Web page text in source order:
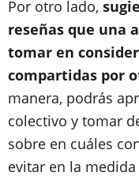
Por otro lado,
reseñas que una
tomar en
compartidas por
manera, podrás
colectivo y tomar
sobre en cuáles
evitar en la